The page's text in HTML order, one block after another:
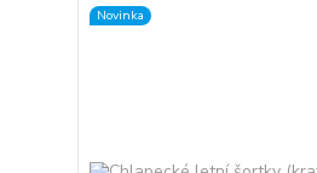
Novinka